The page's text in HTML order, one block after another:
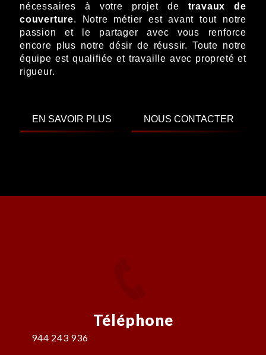
nécessaires à votre projet de travaux de
couverture. Notre métier est avant tout notre
passion et le partager avec vous renforce
encore plus notre désir de réussir. Toute notre
équipe est qualifiée et travaille avec propreté et
rigueur.
EN SAVOIR PLUS NOUS CONTACTER
Téléphone
944 243 936